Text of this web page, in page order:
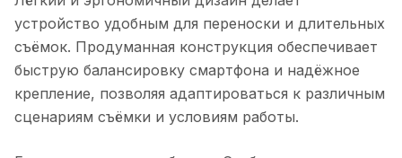
устройство удобным для переноски и длительных
съёмок. Продуманная конструкция обеспечивает
быструю балансировку смартфона и надёжное
крепление, позволяя адаптироваться к различным
сценариям съёмки и условиям работы.